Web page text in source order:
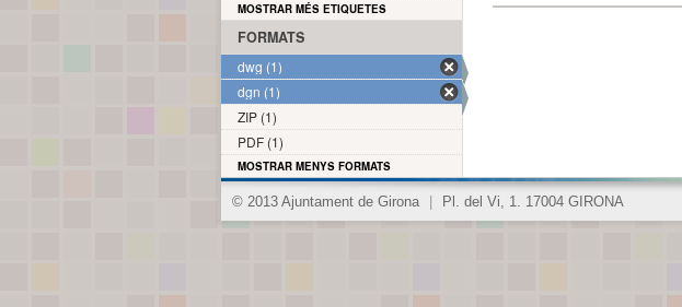
MOSTRAR MÉS ETIQUETES
FORMATS
dwg (1)
dgn (1)
ZIP (1)
PDF (1)
MOSTRAR MENYS FORMATS
© 2013 Ajuntament de Girona Pl. del Vi, 1. 17004 GIRONA